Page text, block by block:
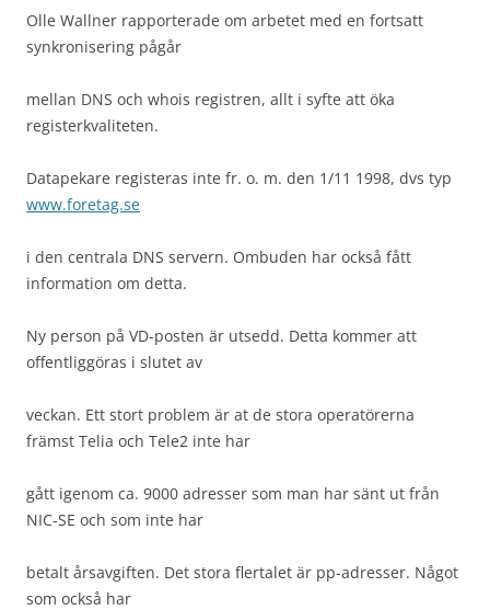
Olle Wallner rapporterade om arbetet med en fortsatt
synkronisering pågår
mellan DNS och whois registren, allt i syfte att öka
registerkvaliteten.
Datapekare registeras inte fr. o. m. den 1/11 1998, dvs typ
www.foretag.se
i den centrala DNS servern. Ombuden har också fått
information om detta.
Ny person på VD-posten är utsedd. Detta kommer att
offentliggöras i slutet av
veckan. Ett stort problem är at de stora operatörerna
främst Telia och Tele2 inte har
gått igenom ca. 9000 adresser som man har sänt ut från
NIC-SE och som inte har
betalt årsavgiften. Det stora flertalet är pp-adresser. Något
som också har